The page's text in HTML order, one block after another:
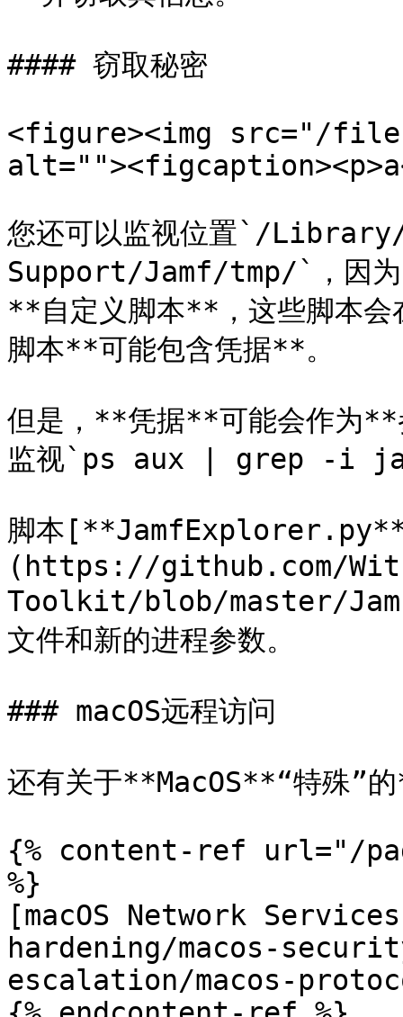
#### 窃取秘密
<figure><img src="/
您还可以监视位置`/
Support/Jamf/tmp/`，因为
**自定义脚本**，这些脚本
脚本**可能包含凭据**。
但是，**凭据**可能会作为**
监视`ps aux | grep -i
脚本
(https://github.com/
Toolkit/blob/master/
文件和新的进程参数。
### macOS远程访问
还有关于**MacOS**“特殊
{% content-ref url="/
%}
[macOS Network
hardening/macos-
escalation/macos-